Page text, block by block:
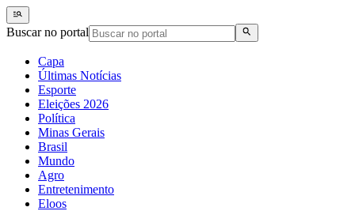
Buscar no portal
Capa
Últimas Notícias
Esporte
Eleições 2026
Política
Minas Gerais
Brasil
Mundo
Agro
Entretenimento
Eloos